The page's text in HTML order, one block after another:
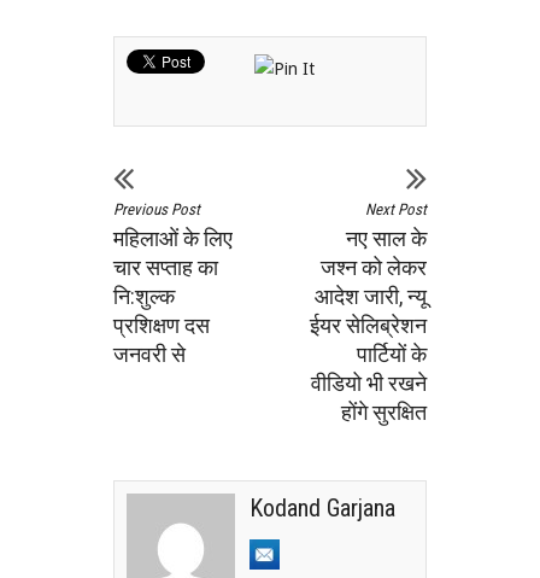
Previous Post
महिलाओं के लिए
चार सप्ताह का
नि:शुल्क
प्रशिक्षण दस
जनवरी से
Next Post
नए साल के
जश्न को लेकर
आदेश जारी, न्यू
ईयर सेलिब्रेशन
पार्टियों के
वीडियो भी रखने
होंगे सुरक्षित
Kodand Garjana